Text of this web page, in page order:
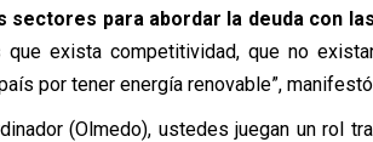
sectores para abordar la deuda con
que exista competitividad, que no
por tener energía renovable”,
(Olmedo), ustedes juegan un rol